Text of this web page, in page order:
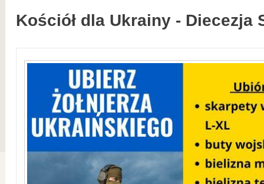
Kościół dla Ukrainy - Diecezja